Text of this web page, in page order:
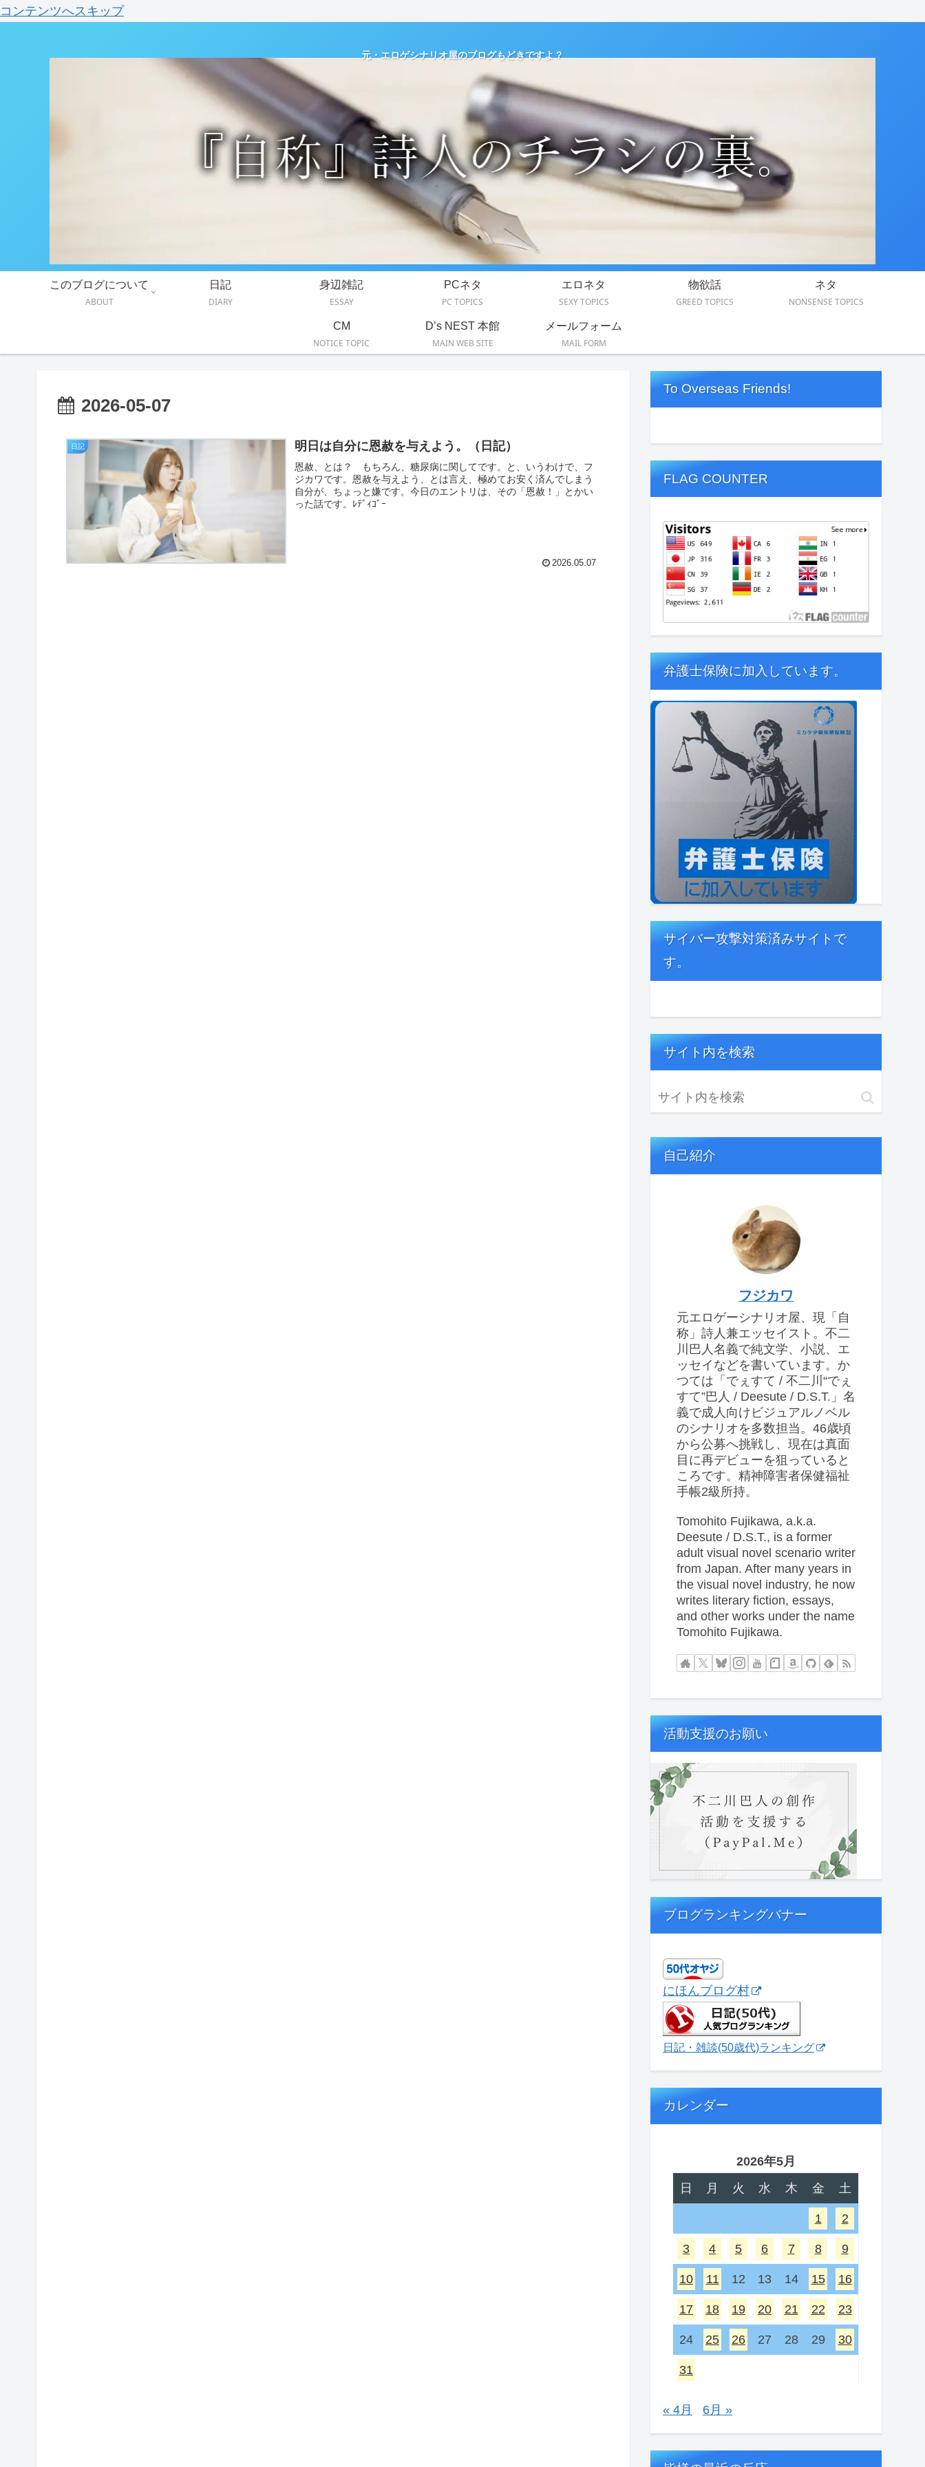
コンテンツへスキップ
元・エロゲシナリオ屋のブログもどきですよ？
このブログについて
ABOUT
日記
DIARY
身辺雑記
ESSAY
PCネタ
PC TOPICS
エロネタ
SEXY TOPICS
物欲話
GREED TOPICS
ネタ
NONSENSE TOPICS
CM
NOTICE TOPIC
D’s NEST 本館
MAIN WEB SITE
メールフォーム
MAIL FORM
2026-05-07
日記 明日は自分に恩赦を与えよう。（日記）
恩赦、とは？ もちろん、糖尿病に関してです。と、いうわけで、フ
ジカワです。恩赦を与えよう、とは言え、極めてお安く済んでしまう
自分が、ちょっと嫌です。今日のエントリは、その「恩赦！」とかい
った話です。ﾚﾃﾞｨｺﾞｰ
2026.05.07
To Overseas Friends!
FLAG COUNTER
弁護士保険に加入しています。
サイバー攻撃対策済みサイトで
す。
サイト内を検索
自己紹介
フジカワ
元エロゲーシナリオ屋、現「自
称」詩人兼エッセイスト。不二
川巴人名義で純文学、小説、エ
ッセイなどを書いています。か
つては「でぇすて / 不二川“でぇ
すて”巴人 / Deesute / D.S.T.」名
義で成人向けビジュアルノベル
のシナリオを多数担当。46歳頃
から公募へ挑戦し、現在は真面
目に再デビューを狙っていると
ころです。精神障害者保健福祉
手帳2級所持。
Tomohito Fujikawa, a.k.a.
Deesute / D.S.T., is a former
adult visual novel scenario writer
from Japan. After many years in
the visual novel industry, he now
writes literary fiction, essays,
and other works under the name
Tomohito Fujikawa.
活動支援のお願い
ブログランキングバナー
にほんブログ村
日記・雑談(50歳代)ランキング
カレンダー
2026年5月
日
月 火 水 木 金 土
1 2
3 4 5 6 7 8 9
10 11 12 13 14 15 16
17 18 19 20 21 22 23
24 25 26 27 28 29 30
31
« 4月 6月 »